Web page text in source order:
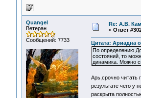
Quangel
Ветеран
Сообщений: 7733
Re: А.В.
« Ответ
Цитата: Ариадна
По определению
состояний, то
динамика. Можно
Арь,срочно читать
результате чего у
раскрыта